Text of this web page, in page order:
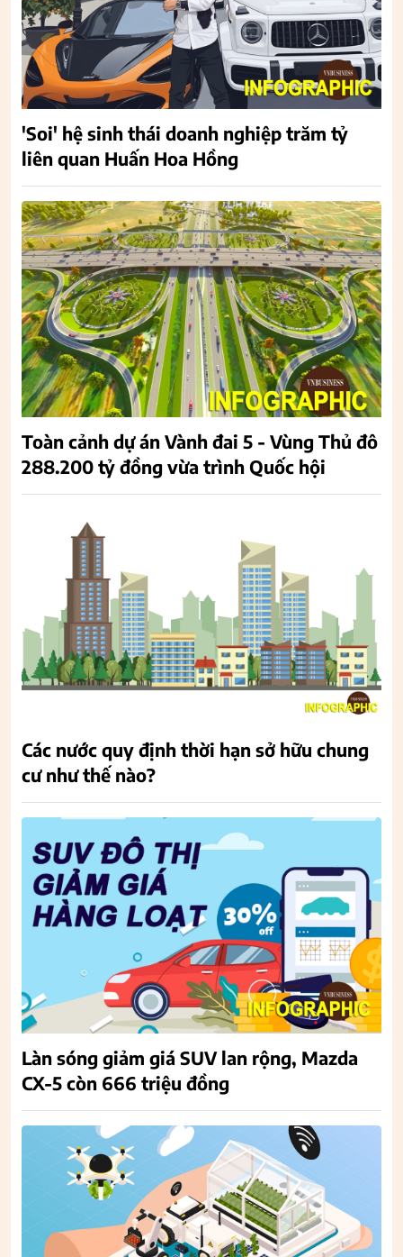
'Soi' hệ sinh thái doanh nghiệp trăm tỷ
liên quan Huấn Hoa Hồng
Toàn cảnh dự án Vành đai 5 - Vùng Thủ đô
288.200 tỷ đồng vừa trình Quốc hội
Các nước quy định thời hạn sở hữu chung
cư như thế nào?
Làn sóng giảm giá SUV lan rộng, Mazda
CX-5 còn 666 triệu đồng